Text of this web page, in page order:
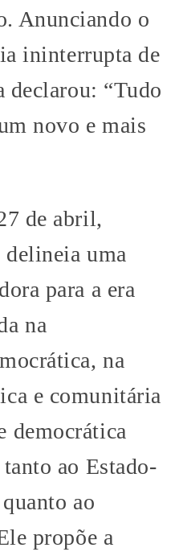
Anunciando o
ininterrupta de
declarou: “Tudo
novo e mais
de abril,
uma
para a era
na
na
e comunitária
democrática
ao Estado-
ao
propõe a